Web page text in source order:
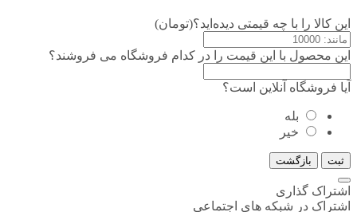
این کالا را با چه قیمتی دیده‌اید؟(تومان)
این محصول با این قیمت را در کدام فروشگاه می فروشند؟
آیا فروشگاه آنلاین است؟
بله
خیر
ثبت بازگشت
اشتراک گذاری
اشتراک در شبکه های اجتماعی